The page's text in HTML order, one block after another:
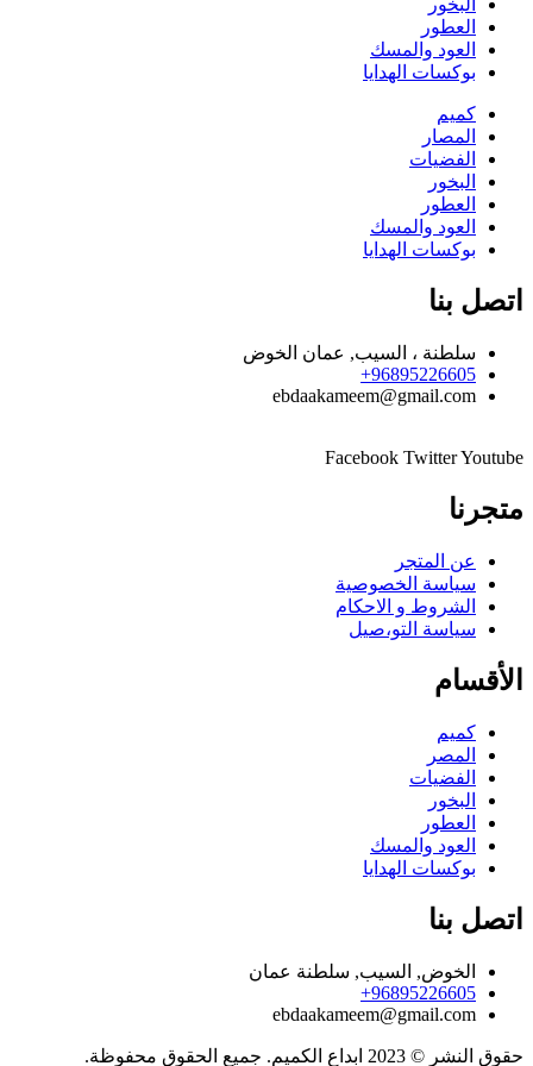
البخور
العطور
العود والمسك
بوكسات الهدايا
كميم
المصار
الفضيات
البخور
العطور
العود والمسك
بوكسات الهدايا
اتصل بنا
سلطنة ، السيب, عمان الخوض
96895226605+
ebdaakameem@gmail.com
Facebook TwitterYoutube
متجرنا
عن المتجر
سياسة الخصوصية
الشروط و الاحكام
سياسة التو،صيل
الأقسام
كميم
المصر
الفضيات
البخور
العطور
العود والمسك
بوكسات الهدايا
اتصل بنا
الخوض, السيب, سلطنة عمان
96895226605+
ebdaakameem@gmail.com
حقوق النشر © 2023 ابداع الكميم. جميع الحقوق محفوظة.